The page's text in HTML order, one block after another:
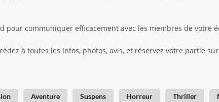
pour communiquer efficacement avec les membres de votre
à toutes les infos, photos, avis, et réservez votre partie
Aventure Suspens Horreur Thriller